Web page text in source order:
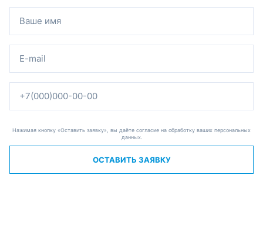
Нажимая кнопку «Оставить заявку», вы даёте согласие на обработку ваших персональных
данных.
ОСТАВИТЬ ЗАЯВКУ